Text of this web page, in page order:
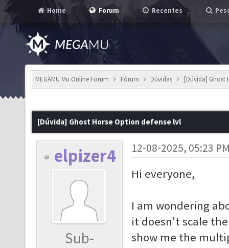
Home Forum Recentes
MEGAMU Mu Online Forum Fórum Dúvidas [Dúvida] Ghost
[Dúvida] Ghost Horse Option defense lvl
elpizer4
Sub-
12-08-2025, 05:23
Hi everyone,
I am wondering
it doesn't scale
show me the